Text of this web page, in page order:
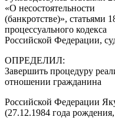
«О несостоятельности
(банкротстве)», статьями
процессуального кодекса
Российской Федерации,
ОПРЕДЕЛИЛ:
Завершить процедуру
отношении гражданина
Российской Федерации
(27.12.1984 года